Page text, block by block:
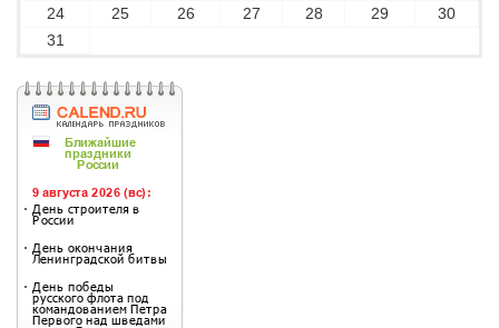
24
25 26 27 28 29
30
31